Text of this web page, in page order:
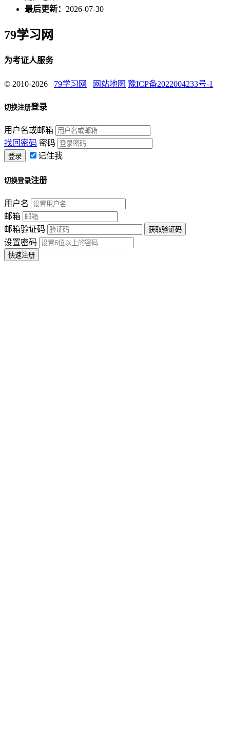
最后更新： 2026-07-30
79学习网
为考证人服务
© 2010-2026 79学习网 网站地图 豫ICP备2022004233号-1
切换注册登录
用户名或邮箱
找回密码 密码
记住我
切换登录注册
用户名
邮箱
邮箱验证码
设置密码